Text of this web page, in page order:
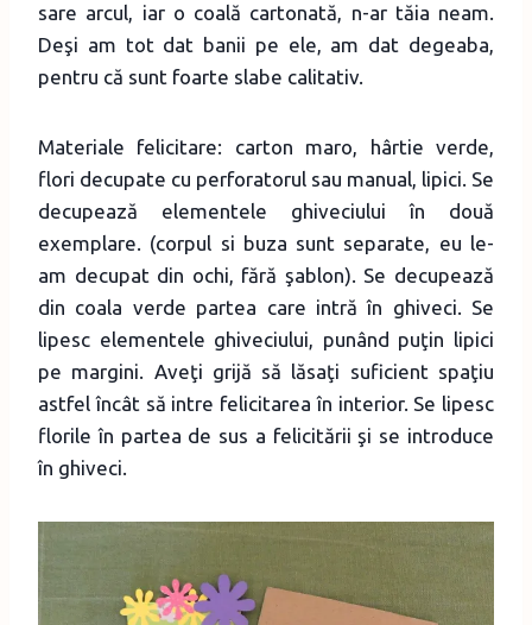
sare arcul, iar o coală cartonată, n-ar tăia neam.
Deşi am tot dat banii pe ele, am dat degeaba,
pentru că sunt foarte slabe calitativ.
Materiale felicitare: carton maro, hârtie verde,
flori decupate cu perforatorul sau manual, lipici. Se
decupează elementele ghiveciului în două
exemplare. (corpul si buza sunt separate, eu le-
am decupat din ochi, fără şablon). Se decupează
din coala verde partea care intră în ghiveci. Se
lipesc elementele ghiveciului, punând puţin lipici
pe margini. Aveţi grijă să lăsaţi suficient spaţiu
astfel încât să intre felicitarea în interior. Se lipesc
florile în partea de sus a felicitării şi se introduce
în ghiveci.